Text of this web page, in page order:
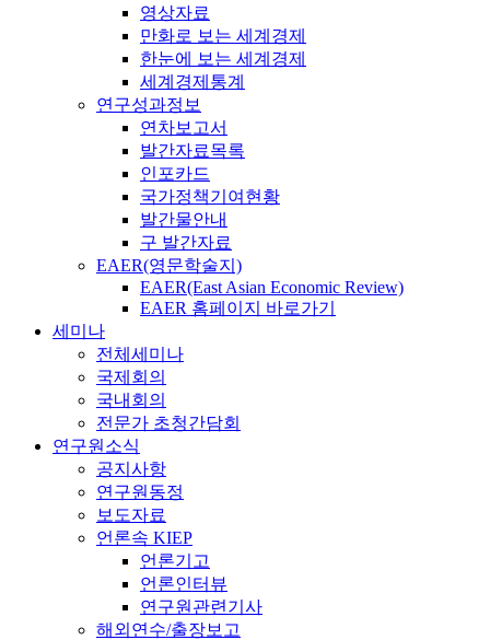
영상자료
만화로 보는 세계경제
한눈에 보는 세계경제
세계경제통계
연구성과정보
연차보고서
발간자료목록
인포카드
국가정책기여현황
발간물안내
구 발간자료
EAER(영문학술지)
EAER(East Asian Economic Review)
EAER 홈페이지 바로가기
세미나
전체세미나
국제회의
국내회의
전문가 초청간담회
연구원소식
공지사항
연구원동정
보도자료
언론속 KIEP
언론기고
언론인터뷰
연구원관련기사
해외연수/출장보고